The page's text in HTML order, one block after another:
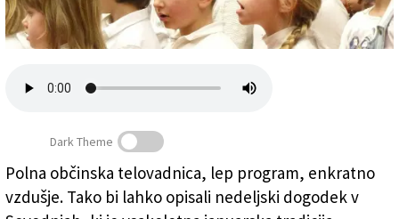
Uredništvo
Oglasi
Založnik
Naročnine
Mladi v ospredju
Dark Theme
Polna občinska telovadnica, lep program, enkratno
vzdušje. Tako bi lahko opisali nedeljski dogodek v